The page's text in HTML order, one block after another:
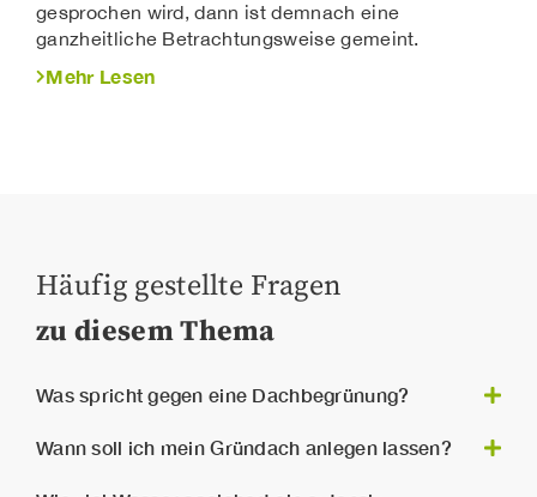
gesprochen wird, dann ist demnach eine
ganzheitliche Betrachtungsweise gemeint.
Mehr Lesen
Häufig gestellte Fragen
zu diesem Thema
Was spricht gegen eine Dachbegrünung?
Ein Gründach hat gegenüber einen Graudach
Wann soll ich mein Gründach anlegen lassen?